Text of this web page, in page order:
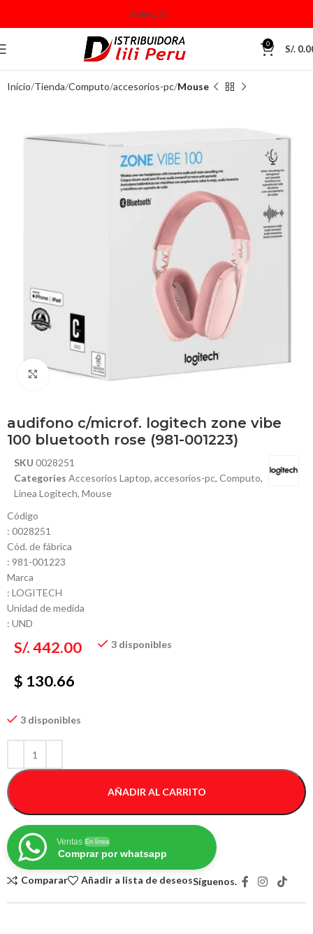
0 S/.
Inicio Tienda Computo accesorios-pc Mouse
Haga Click para agrandar
audifono c/microf. logitech zone vibe
100 bluetooth rose (981-001223)
SKU 0028251
Categories Accesorios Laptop, accesorios-pc, Computo,
Linea Logitech, Mouse
Código
: 0028251
Cód. de fábrica
: 981-001223
Marca
: LOGITECH
Unidad de medida
: UND
S/.442.00
$ 130.66
3 disponibles
3 disponibles
AÑADIR AL CARRITO
Ventas En línea
Comprar por whatsapp
Comparar Añadir a lista de deseosSíguenos.